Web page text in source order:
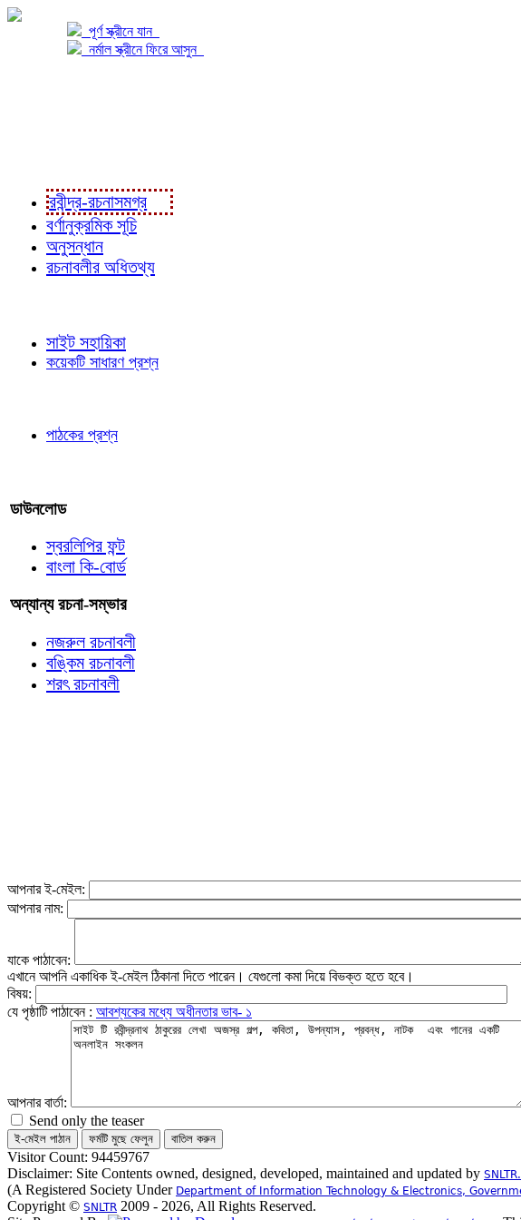
পূর্ণ স্ক্রীনে যান
নর্মাল স্ক্রীনে ফিরে আসুন
রবীন্দ্র-রচনাসমগ্র
বর্ণানুক্রমিক সূচি
অনুসন্ধান
রচনাবলীর অধিতথ্য
সাইট সহায়িকা
কয়েকটি সাধারণ প্রশ্ন
পাঠকের প্রশ্ন
ডাউনলোড
স্বরলিপির ফন্ট
বাংলা কি-বোর্ড
অন্যান্য রচনা-সম্ভার
নজরুল রচনাবলী
বঙ্কিম রচনাবলী
শরৎ রচনাবলী
আপনার ই-মেইল:
আপনার নাম:
যাকে পাঠাবেন:
এখানে আপনি একাধিক ই-মেইল ঠিকানা দিতে পারেন। যেগুলো কমা দিয়ে বিভক্ত হতে হবে।
বিষয়:
যে পৃষ্ঠাটি পাঠাবেন : আবশ্যকের মধ্যে অধীনতার ভাব- ১
আপনার বার্তা:
Send only the teaser
Visitor Count: 94459767
Disclaimer: Site Contents owned, designed, developed, maintained and updated by SNLTR.
(A Registered Society Under Department of Information Technology & Electronics,
Copyright © SNLTR 2009 - 2026, All Rights Reserved.